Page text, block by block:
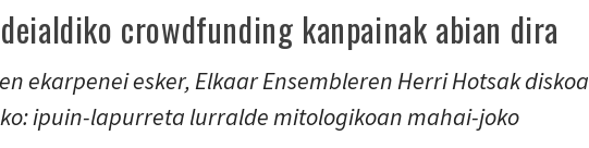
crowdfunding kanpainak abian dira
ekarpenei esker, Elkaar Ensembleren Herri Hotsak diskoa
ipuin-lapurreta lurralde mitologikoan mahai-joko